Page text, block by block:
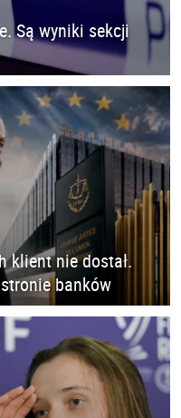
Są wyniki sekcji
klient nie dostał.
banków